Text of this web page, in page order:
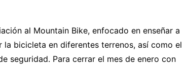
al Mountain Bike, enfocado en enseñar a
bicicleta en diferentes terrenos, así como el
seguridad. Para cerrar el mes de enero con